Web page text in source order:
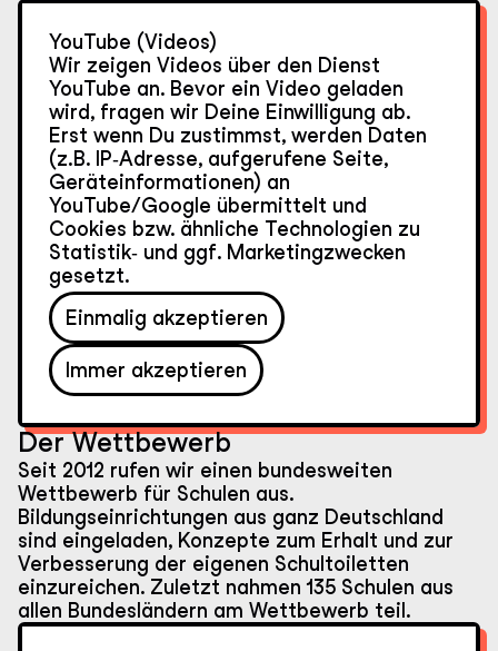
YouTube (Videos)
Wir zeigen Videos über den Dienst
YouTube an. Bevor ein Video geladen
wird, fragen wir Deine Einwilligung ab.
Erst wenn Du zustimmst, werden Daten
(z.B. IP‑Adresse, aufgerufene Seite,
Geräteinformationen) an
YouTube/Google übermittelt und
Cookies bzw. ähnliche Technologien zu
Statistik‑ und ggf. Marketingzwecken
gesetzt.
Einmalig akzeptieren
Immer akzeptieren
Unsere
Projekte
Der Wettbewerb
Seit 2012 rufen wir einen bundesweiten
Wettbewerb für Schulen aus.
Bildungseinrichtungen aus ganz Deutschland
sind eingeladen, Konzepte zum Erhalt und zur
Verbesserung der eigenen Schultoiletten
einzureichen. Zuletzt nahmen 135 Schulen aus
allen Bundesländern am Wettbewerb teil.